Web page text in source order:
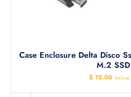
Case Enclosure Delta Disco
M.2 SSD
$ 15.00 Incluye